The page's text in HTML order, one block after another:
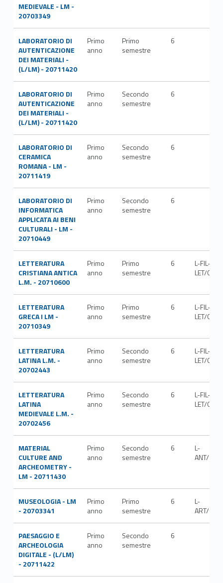
MEDIEVALE - LM -
20703349
LABORATORIO DI
AUTENTICAZIONE
DEI MATERIALI -
(L/LM) - 20711420
Primo
anno
Primo
semestre
6
LABORATORIO DI
AUTENTICAZIONE
DEI MATERIALI -
(L/LM) - 20711420
Primo
anno
Secondo
semestre
6
LABORATORIO DI
CERAMICA
ROMANA - LM -
20711419
Primo
anno
Secondo
semestre
6
LABORATORIO DI
INFORMATICA
APPLICATA AI BENI
CULTURALI - LM -
20710449
Primo
anno
Secondo
semestre
6
LETTERATURA
CRISTIANA ANTICA
L.M. - 20710600
Primo
anno
Primo
semestre
6
L-FIL-
LET/06
LETTERATURA
GRECA I LM -
20710349
Primo
anno
Primo
semestre
6
L-FIL-
LET/02
LETTERATURA
LATINA L.M. -
20702443
Primo
anno
Secondo
semestre
6
L-FIL-
LET/04
LETTERATURA
LATINA
MEDIEVALE L.M. -
20702456
Primo
anno
Secondo
semestre
6
L-FIL-
LET/08
MATERIAL
CULTURE AND
ARCHEOMETRY -
LM - 20711430
Primo
anno
Secondo
semestre
6
L-
ANT/10
MUSEOLOGIA - LM
- 20703341
Primo
anno
Primo
semestre
6
L-
ART/04
PAESAGGIO E
ARCHEOLOGIA
DIGITALE - (L/LM)
- 20711422
Primo
anno
Secondo
semestre
6